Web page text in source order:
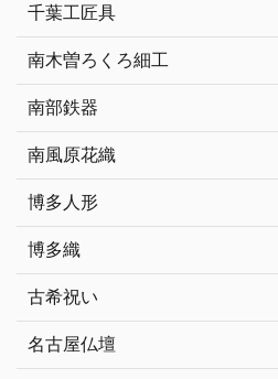
千葉工匠具
南木曽ろくろ細工
南部鉄器
南風原花織
博多人形
博多織
古希祝い
名古屋仏壇